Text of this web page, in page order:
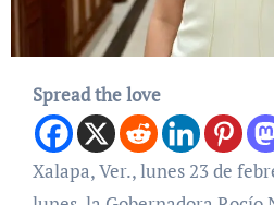
Spread the love
Xalapa, Ver., lunes 23 de febrero de 2026.- Este